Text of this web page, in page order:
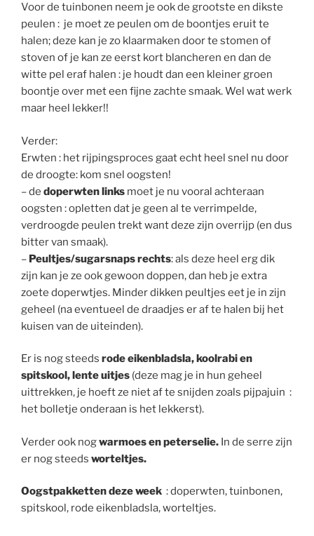
Voor de tuinbonen neem je ook de grootste en dikste
peulen : je moet ze peulen om de boontjes eruit te
halen; deze kan je zo klaarmaken door te stomen of
stoven of je kan ze eerst kort blancheren en dan de
witte pel eraf halen : je houdt dan een kleiner groen
boontje over met een fijne zachte smaak. Wel wat werk
maar heel lekker!!
Verder:
Erwten : het rijpingsproces gaat echt heel snel nu door
de droogte: kom snel oogsten!
– de doperwten links moet je nu vooral achteraan
oogsten : opletten dat je geen al te verrimpelde,
verdroogde peulen trekt want deze zijn overrijp (en dus
bitter van smaak).
– Peultjes/sugarsnapsrechts: als deze heel erg dik
zijn kan je ze ook gewoon doppen, dan heb je extra
zoete doperwtjes. Minder dikken peultjes eet je in zijn
geheel (na eventueel de draadjes er af te halen bij het
kuisen van de uiteinden).
Er is nog steeds rode eikenbladsla, koolrabi en
spitskool, lente uitjes (deze mag je in hun geheel
uittrekken, je hoeft ze niet af te snijden zoals pijpajuin :
het bolletje onderaan is het lekkerst).
Verder ook nogwarmoes en peterselie. In de serre zijn
er nog steeds worteltjes.
Oogstpakketten deze week : doperwten, tuinbonen,
spitskool, rode eikenbladsla, worteltjes.